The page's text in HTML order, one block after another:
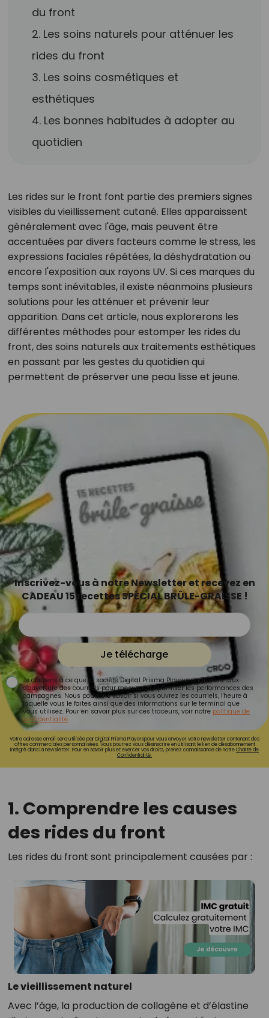
du front
2. Les soins naturels pour atténuer les
rides du front
3. Les soins cosmétiques et
esthétiques
4. Les bonnes habitudes à adopter au
quotidien
Les rides sur le front font partie des premiers signes
visibles du vieillissement cutané. Elles apparaissent
généralement avec l'âge, mais peuvent être
accentuées par divers facteurs comme le stress, les
expressions faciales répétées, la déshydratation ou
encore l'exposition aux rayons UV. Si ces marques du
temps sont inévitables, il existe néanmoins plusieurs
solutions pour les atténuer et prévenir leur
apparition. Dans cet article, nous explorerons les
différentes méthodes pour estomper les rides du
front, des soins naturels aux traitements esthétiques
en passant par les gestes du quotidien qui
permettent de préserver une peau lisse et jeune.
Inscrivez-vous à notre Newsletter et recevez en
CADEAU 15 recettes SPÉCIAL BRÛLE-GRAISSE !
Je télécharge
Je consens à ce que la société Digital Prisma Players analyse le taux
d'ouverture des courriels pour mesurer et optimiser les performances des
campagnes. Nous pourrons savoir si vous ouvrez les courriels, l'heure à
laquelle vous le faites ainsi que des informations sur le terminal que
vous utilisez. Pour en savoir plus sur ces traceurs, voir notre politique de
confidentialité.
Votre adresse email sera utilisée par Digital Prisma Playerspour vous envoyer votre newsletter contenant des
offres commerciales personnalisées. Vous pourrez vous désinscrire en utilisant le lien de désabonnement
intégré dans la newsletter. Pour en savoir plus et exercer vos droits, prenez connaissance de notreCharte de
Confidentialité.
1. Comprendre les causes
des rides du front
Les rides du front sont principalement causées par :
Le vieillissement naturel
Avec l’âge, la production de collagène et d’élastine